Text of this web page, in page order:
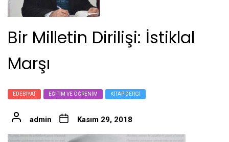
Bir Milletin Dirilişi: İstiklal
Marşı
EDEBIYAT EĞITIM VE ÖĞRENIM KITAP DERGI
admin Kasım 29, 2018